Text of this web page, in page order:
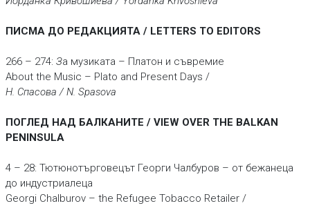
ПИСМА ДО РЕДАКЦИЯТА / LETTERS TO EDITORS
266 – 274: За музиката – Платон и съвремие
About the Music – Plato and Present Days /
Н. Спасова / N. Spasova
ПОГЛЕД НАД БАЛКАНИТЕ / VIEW OVER THE BALKAN
PENINSULA
4 – 28: Тютюнотърговецът Георги Чалбуров – от бежанеца
до индустриалеца
Georgi Chalburov – the Refugee Tobacco Retailer /